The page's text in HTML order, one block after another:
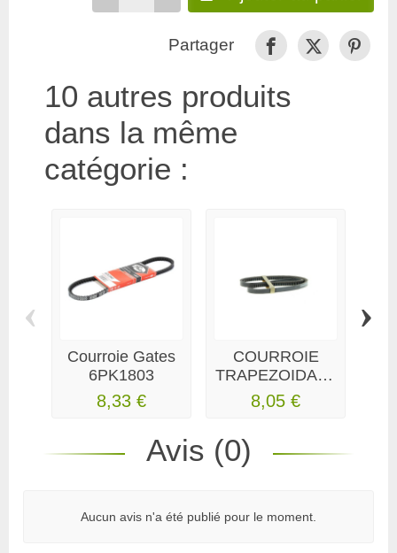
Partager
10 autres produits
dans la même
catégorie :
Courroie Gates
6PK1803
8,33 €
COURROIE
TRAPEZOIDALE
AVX10x580
CONTINENTAL
8,05 €
‹ ›
Avis (0)
Aucun avis n'a été publié pour le moment.